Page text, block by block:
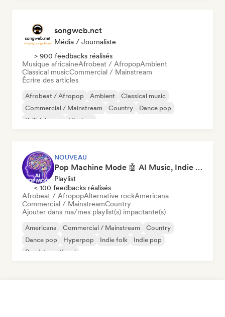
songweb.net
Média / Journaliste
> 900 feedbacks réalisés
Musique africaineAfrobeat / AfropopAmbient
Classical musicCommercial / Mainstream
Écrire des articles
Afrobeat / Afropop Ambient
Classical music
Commercial / Mainstream
Country
Dance pop
Drill / Jersey
Hip-hop
NOUVEAU
Pop Machine Mode 🤖 AI Music, Indie Pop & Dream Pop
Playlist
< 100 feedbacks réalisés
Afrobeat / AfropopAlternative rockAmericana
Commercial / MainstreamCountry
Ajouter dans ma/mes playlist(s) impactante(s)
Americana Commercial / Mainstream
Country
Dance pop
Hyperpop Indie folk
Indie pop
Pop international